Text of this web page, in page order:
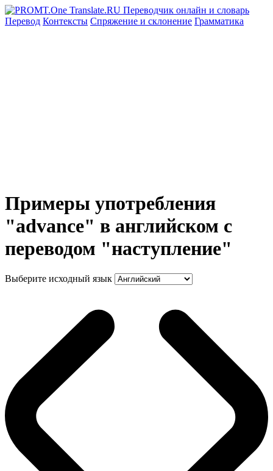
Перевод Контексты Спряжение и склонение Грамматика
Примеры употребления
"advance" в английском с
переводом "наступление"
Выберите исходный язык